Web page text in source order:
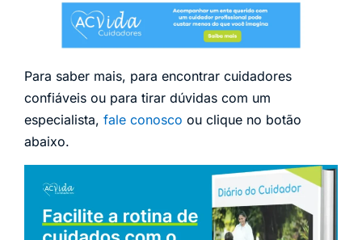
Para saber mais, para encontrar cuidadores
confiáveis ou para tirar dúvidas com um
especialista, fale conosco ou clique no botão
abaixo.